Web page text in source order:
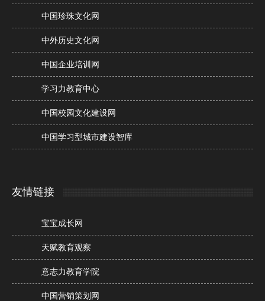
中国珍珠文化网
中外历史文化网
中国企业培训网
学习力教育中心
中国校园文化建设网
中国学习型城市建设智库
友情链接
宝宝成长网
天赋教育观察
意志力教育学院
中国营销策划网